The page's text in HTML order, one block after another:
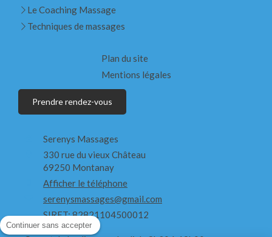
Le Coaching Massage
Techniques de massages
Plan du site
Mentions légales
Prendre rendez-vous
Serenys Massages
330 rue du vieux Château
69250 Montanay
Afficher le téléphone
serenysmassages@gmail.com
SIRET: 82821104500012
Continuer sans accepter